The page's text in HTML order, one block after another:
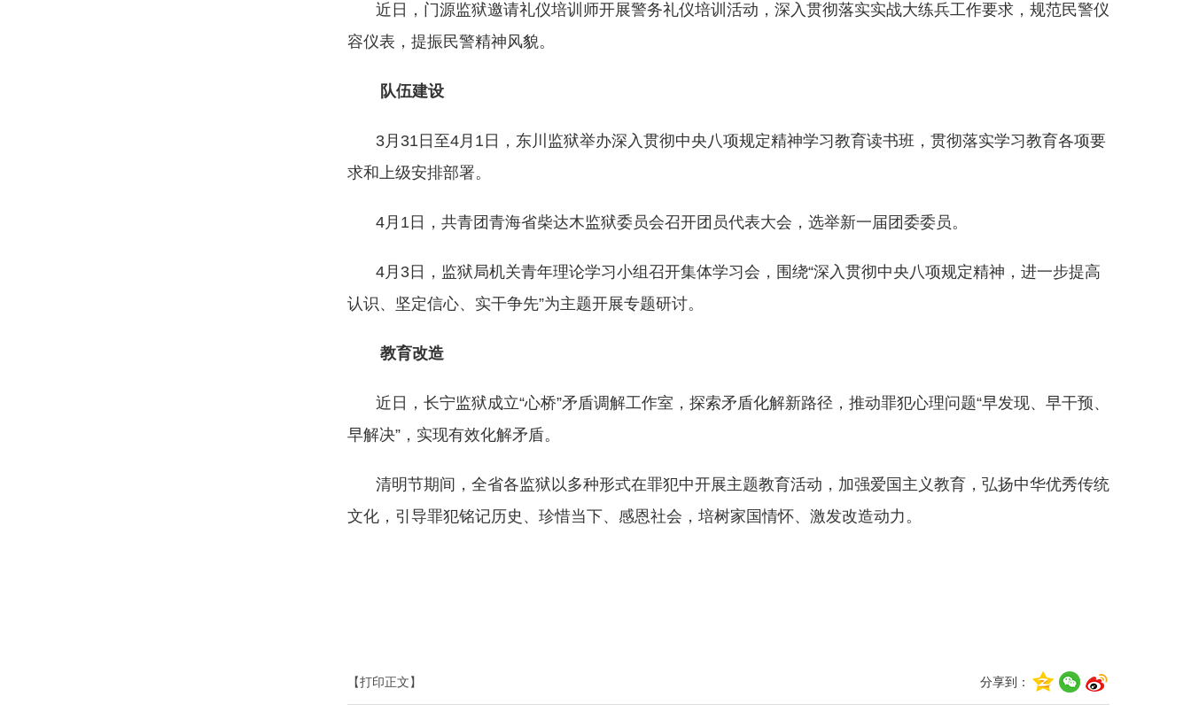
近日，门源监狱邀请礼仪培训师开展警务礼仪培训活动，深入贯彻落实实战大练兵工作要求，规范民警仪
容仪表，提振民警精神风貌。
队伍建设
3月31日至4月1日，东川监狱举办深入贯彻中央八项规定精神学习教育读书班，贯彻落实学习教育各项要
求和上级安排部署。
4月1日，共青团青海省柴达木监狱委员会召开团员代表大会，选举新一届团委委员。
4月3日，监狱局机关青年理论学习小组召开集体学习会，围绕“深入贯彻中央八项规定精神，进一步提高
认识、坚定信心、实干争先”为主题开展专题研讨。
教育改造
近日，长宁监狱成立“心桥”矛盾调解工作室，探索矛盾化解新路径，推动罪犯心理问题“早发现、早干预、
早解决”，实现有效化解矛盾。
清明节期间，全省各监狱以多种形式在罪犯中开展主题教育活动，加强爱国主义教育，弘扬中华优秀传统
文化，引导罪犯铭记历史、珍惜当下、感恩社会，培树家国情怀、激发改造动力。
分享到：
【打印正文】